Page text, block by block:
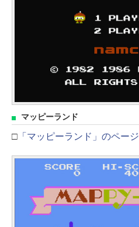
マッピーランド
□ 「マッピーランド」のページ